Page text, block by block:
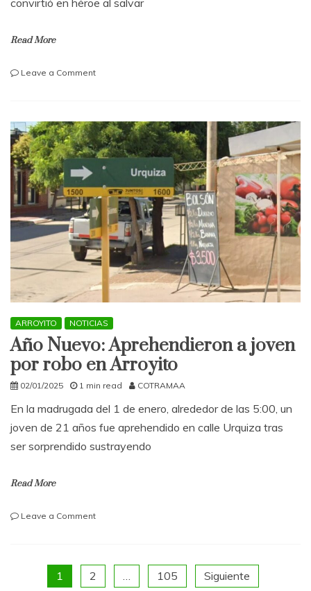
Read More
Leave a Commenton
en
acción
salva
una
bebé
y
frustra
un
robo
ARROYITO NOTICIAS
Año Nuevo: Aprehendieron a joven
por robo en Arroyito
02/01/2025 1 min read COTRAMAA
En la madrugada del 1 de enero, alrededor de las 5:00, un
joven de 21 años fue aprehendido en calle Urquiza tras
ser sorprendido sustrayendo
Read More
Leave a Commenton
Paginación
1 2 105 Siguiente